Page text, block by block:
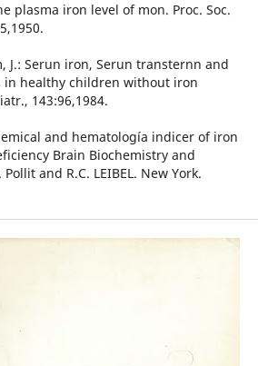
plasma iron level of mon. Proc. Soc.
J.: Serun iron, Serun transternn and
healthy children without iron
143:96,1984.
and hematología indicer of iron
Brain Biochemistry and
and R.C. LEIBEL. New York.